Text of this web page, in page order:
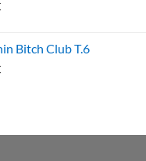
Bitch Club T.6